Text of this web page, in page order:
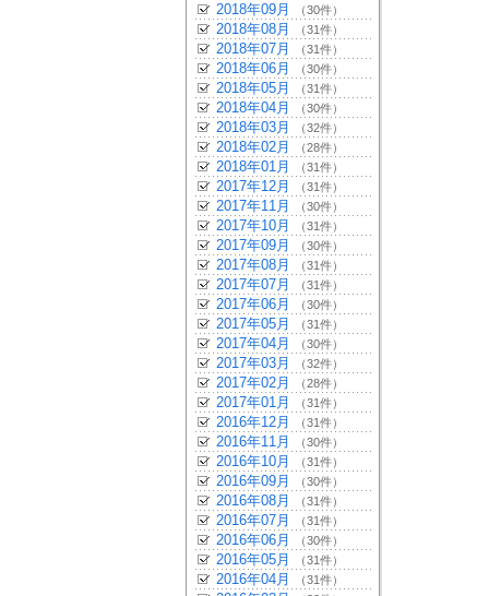
2018年09月 （30件）
2018年08月 （31件）
2018年07月 （31件）
2018年06月 （30件）
2018年05月 （31件）
2018年04月 （30件）
2018年03月 （32件）
2018年02月 （28件）
2018年01月 （31件）
2017年12月 （31件）
2017年11月 （30件）
2017年10月 （31件）
2017年09月 （30件）
2017年08月 （31件）
2017年07月 （31件）
2017年06月 （30件）
2017年05月 （31件）
2017年04月 （30件）
2017年03月 （32件）
2017年02月 （28件）
2017年01月 （31件）
2016年12月 （31件）
2016年11月 （30件）
2016年10月 （31件）
2016年09月 （30件）
2016年08月 （31件）
2016年07月 （31件）
2016年06月 （30件）
2016年05月 （31件）
2016年04月 （31件）